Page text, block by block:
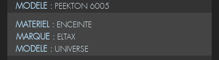
MODELE : PEEKTON 6005
MATERIEL : ENCEINTE
MARQUE : ELTAX
MODELE : UNIVERSE